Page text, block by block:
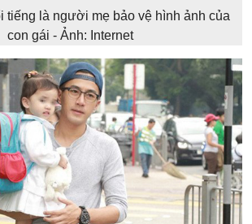
tiếng là người mẹ bảo vệ hình ảnh của
con gái - Ảnh: Internet